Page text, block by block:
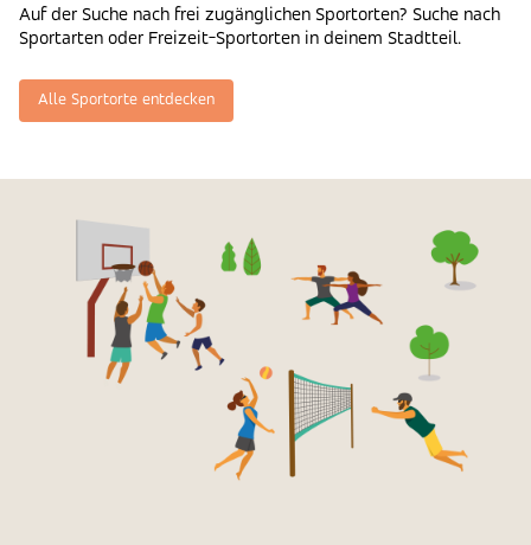
Auf der Suche nach frei zugänglichen Sportorten? Suche nach
Sportarten oder Freizeit-Sportorten in deinem Stadtteil.
Alle Sportorte entdecken